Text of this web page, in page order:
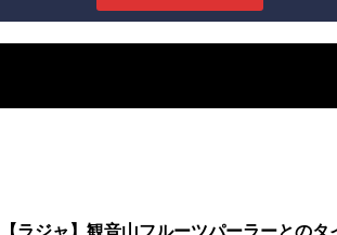
【ラジャ】観音山フルーツパーラーとの